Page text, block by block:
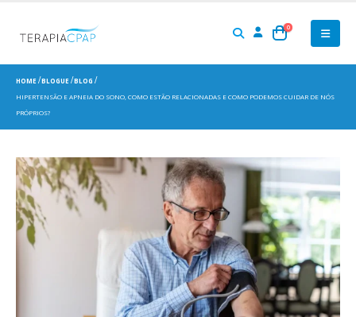
0
HOME BLOGUE
BLOG
HIPERTENSÃO E APNEIA DO SONO, COMO ESTÃO RELACIONADAS E COMO PODEMOS CUIDAR DE NÓS
PRÓPRIOS?